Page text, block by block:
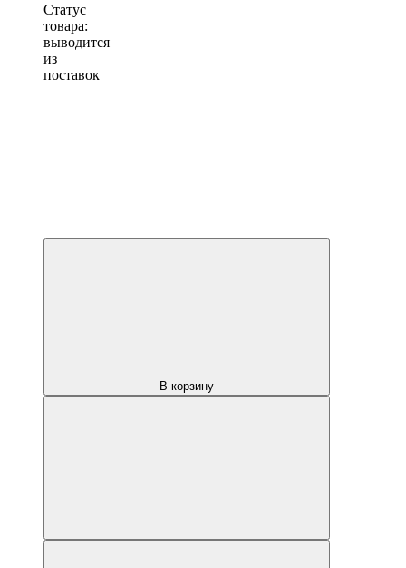
Статус
товара:
выводится
из
поставок
В корзину